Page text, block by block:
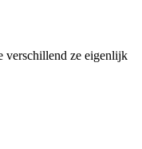
verschillend ze eigenlijk